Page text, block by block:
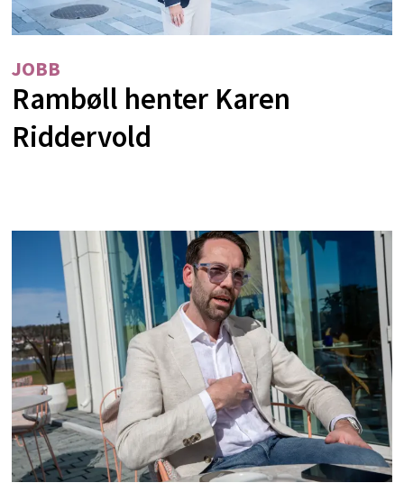
JOBB
Rambøll henter Karen
Riddervold